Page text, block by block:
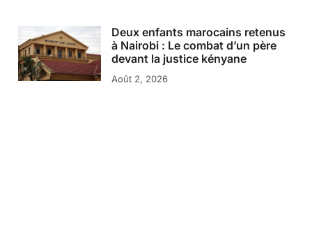
Deux enfants marocains retenus
à Nairobi : Le combat d’un père
devant la justice kényane
Août 2, 2026